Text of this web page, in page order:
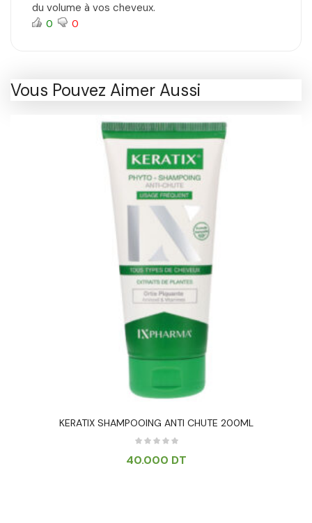
du volume à vos cheveux.
0 0
Vous Pouvez Aimer Aussi
KERATIX SHAMPOOING ANTI CHUTE 200ML
40.000 DT